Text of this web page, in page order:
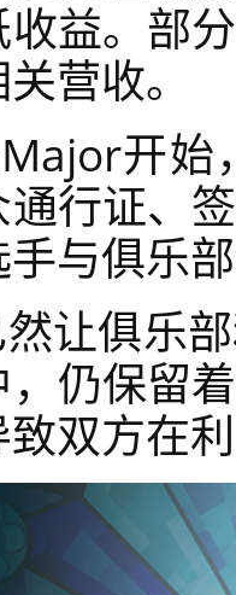
益。部
营收。
开
行证、
与俱乐
让俱乐
仍保留
双方在